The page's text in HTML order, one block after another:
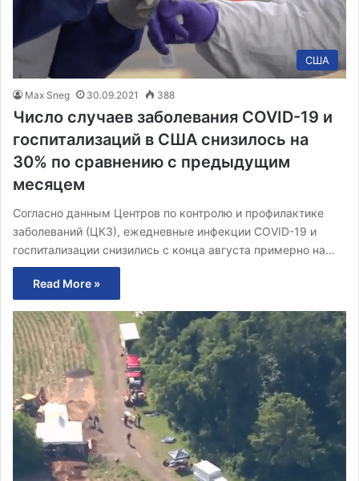
США
Max Sneg 30.09.2021 388
Число случаев заболевания COVID-19 и
госпитализаций в США снизилось на
30% по сравнению с предыдущим
месяцем
Согласно данным Центров по контролю и профилактике
заболеваний (ЦКЗ), ежедневные инфекции COVID-19 и
госпитализации снизились с конца августа примерно на…
Read More »